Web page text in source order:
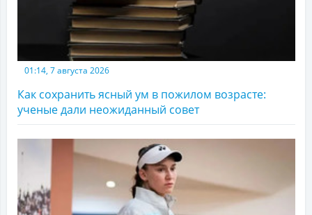
01:14, 7 августа 2026
Как сохранить ясный ум в пожилом возрасте:
ученые дали неожиданный совет